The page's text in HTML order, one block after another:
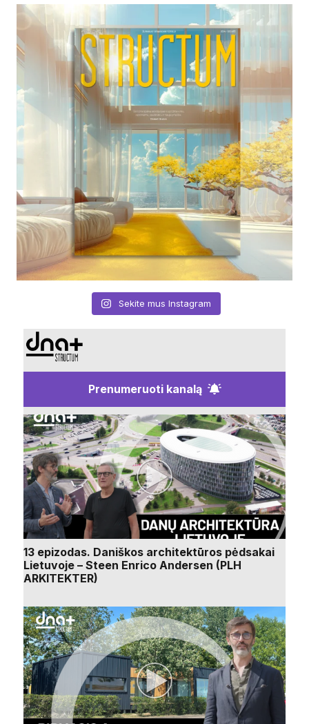
Sekite mus Instagram
Prenumeruoti kanalą
13 epizodas. Daniškos architektūros pėdsakai
Lietuvoje – Steen Enrico Andersen (PLH
ARKITEKTER)